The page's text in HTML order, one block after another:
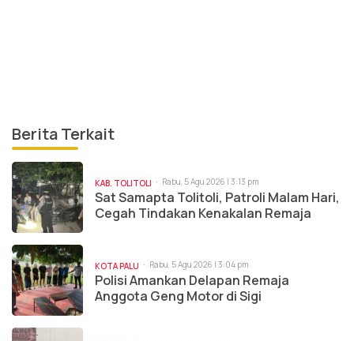
Berita Terkait
KAB. TOLITOLI Rabu, 5 Agu 2026 | 3:13 pm
Sat Samapta Tolitoli, Patroli Malam Hari,
Cegah Tindakan Kenakalan Remaja
KOTA PALU Rabu, 5 Agu 2026 | 3:04 pm
Polisi Amankan Delapan Remaja
Anggota Geng Motor di Sigi